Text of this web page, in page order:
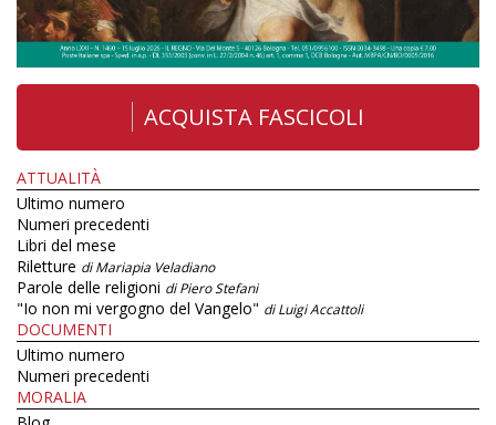
ACQUISTA FASCICOLI
ATTUALITÀ
Ultimo numero
Numeri precedenti
Libri del mese
Riletture di Mariapia Veladiano
Parole delle religioni di Piero Stefani
"Io non mi vergogno del Vangelo" di Luigi Accattoli
DOCUMENTI
Ultimo numero
Numeri precedenti
MORALIA